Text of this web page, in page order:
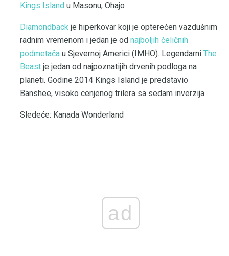
Kings Island u Masonu, Ohajo
Diamondback je hiperkovar koji je opterećen vazdušnim
radnim vremenom i jedan je od najboljih čeličnih
podmetača u Sjevernoj Americi (IMHO). Legendarni The
Beast je jedan od najpoznatijih drvenih podloga na
planeti. Godine 2014 Kings Island je predstavio
Banshee, visoko cenjenog trilera sa sedam inverzija.
Sledeće: Kanada Wonderland
ad